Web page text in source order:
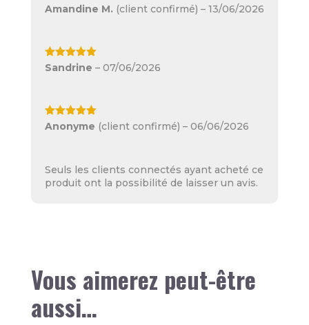
Note5sur
Amandine M. (client confirmé) – 13/06/2026
Note5sur
Sandrine – 07/06/2026
Note5sur
Anonyme (client confirmé) – 06/06/2026
Seuls les clients connectés ayant acheté ce
produit ont la possibilité de laisser un avis.
Vous aimerez peut-être
aussi…